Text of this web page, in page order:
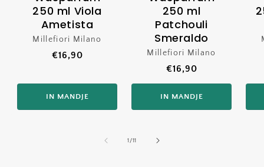
250 ml Viola
Ametista
Verkoper:
Millefiori Milano
Normale
€16,90
IN MANDJE
250 ml
Patchouli
Smeraldo
Verkoper:
Millefiori Milano
Normale
prijs
€16,90
IN MANDJE
1 /van
11